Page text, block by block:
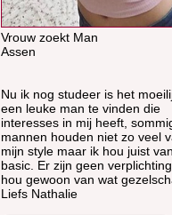
Vrouw zoekt Man
Assen
Nu ik nog studeer is het
een leuke man te vinden die
interesses in mij heeft,
mannen houden niet zo veel
mijn style maar ik hou juist
basic. Er zijn geen
hou gewoon van wat
Liefs Nathalie